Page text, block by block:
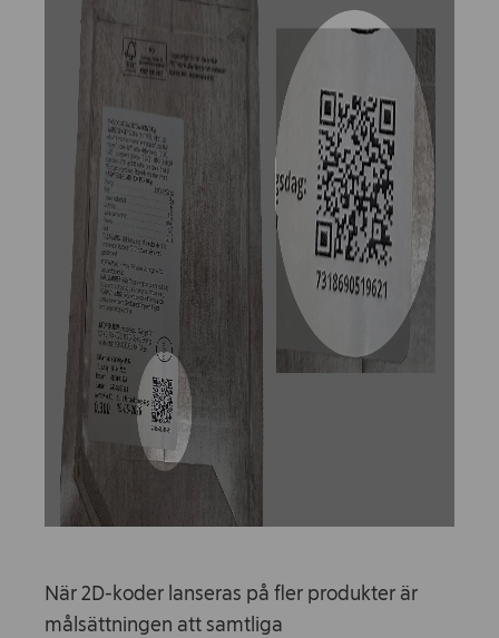
När 2D-koder lanseras på fler produkter är
målsättningen att samtliga